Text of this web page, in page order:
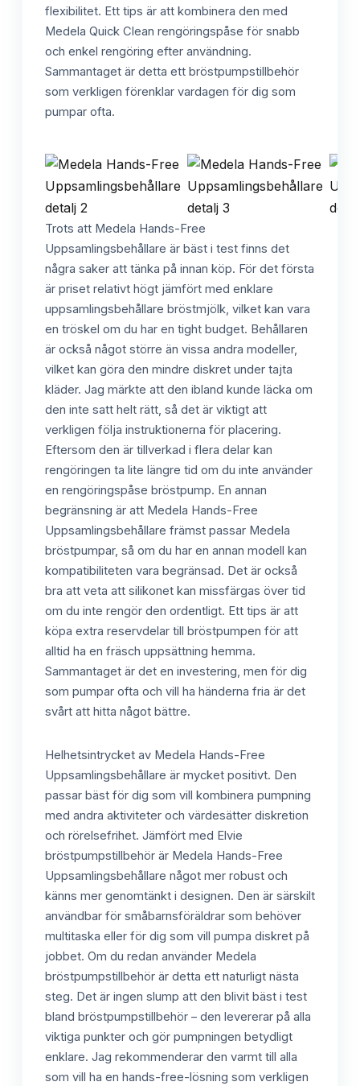
flexibilitet. Ett tips är att kombinera den med
Medela Quick Clean rengöringspåse för snabb
och enkel rengöring efter användning.
Sammantaget är detta ett bröstpumpstillbehör
som verkligen förenklar vardagen för dig som
pumpar ofta.
Trots att Medela Hands-Free
Uppsamlingsbehållare är bäst i test finns det
några saker att tänka på innan köp. För det första
är priset relativt högt jämfört med enklare
uppsamlingsbehållare bröstmjölk, vilket kan vara
en tröskel om du har en tight budget. Behållaren
är också något större än vissa andra modeller,
vilket kan göra den mindre diskret under tajta
kläder. Jag märkte att den ibland kunde läcka om
den inte satt helt rätt, så det är viktigt att
verkligen följa instruktionerna för placering.
Eftersom den är tillverkad i flera delar kan
rengöringen ta lite längre tid om du inte använder
en rengöringspåse bröstpump. En annan
begränsning är att Medela Hands-Free
Uppsamlingsbehållare främst passar Medela
bröstpumpar, så om du har en annan modell kan
kompatibiliteten vara begränsad. Det är också
bra att veta att silikonet kan missfärgas över tid
om du inte rengör den ordentligt. Ett tips är att
köpa extra reservdelar till bröstpumpen för att
alltid ha en fräsch uppsättning hemma.
Sammantaget är det en investering, men för dig
som pumpar ofta och vill ha händerna fria är det
svårt att hitta något bättre.
Helhetsintrycket av Medela Hands-Free
Uppsamlingsbehållare är mycket positivt. Den
passar bäst för dig som vill kombinera pumpning
med andra aktiviteter och värdesätter diskretion
och rörelsefrihet. Jämfört med Elvie
bröstpumpstillbehör är Medela Hands-Free
Uppsamlingsbehållare något mer robust och
känns mer genomtänkt i designen. Den är särskilt
användbar för småbarnsföräldrar som behöver
multitaska eller för dig som vill pumpa diskret på
jobbet. Om du redan använder Medela
bröstpumpstillbehör är detta ett naturligt nästa
steg. Det är ingen slump att den blivit bäst i test
bland bröstpumpstillbehör – den levererar på alla
viktiga punkter och gör pumpningen betydligt
enklare. Jag rekommenderar den varmt till alla
som vill ha en hands-free-lösning som verkligen